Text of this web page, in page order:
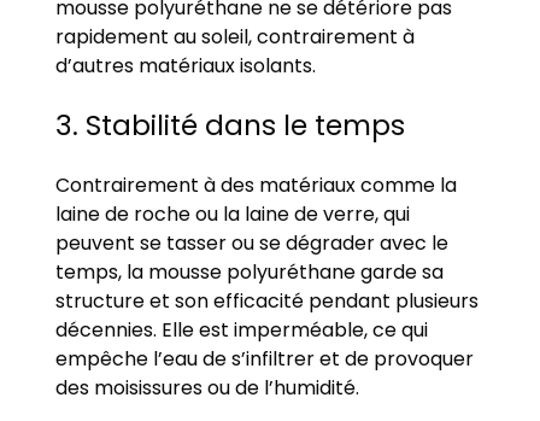
mousse polyuréthane ne se détériore pas
rapidement au soleil, contrairement à
d’autres matériaux isolants.
3. Stabilité dans le temps
Contrairement à des matériaux comme la
laine de roche ou la laine de verre, qui
peuvent se tasser ou se dégrader avec le
temps, la mousse polyuréthane garde sa
structure et son efficacité pendant plusieurs
décennies. Elle est imperméable, ce qui
empêche l’eau de s’infiltrer et de provoquer
des moisissures ou de l’humidité.